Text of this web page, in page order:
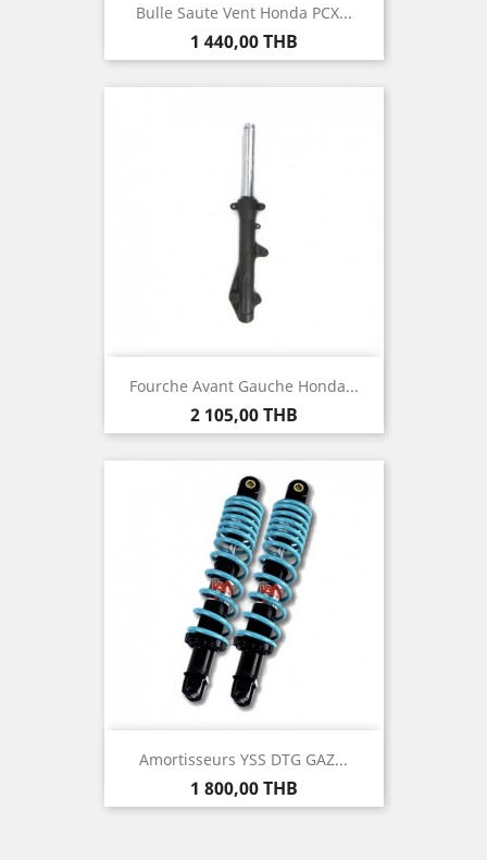
Bulle Saute Vent Honda PCX...
Prix
1 440,00 THB
Fourche Avant Gauche Honda...
Prix
2 105,00 THB
Amortisseurs YSS DTG GAZ...
Prix
1 800,00 THB